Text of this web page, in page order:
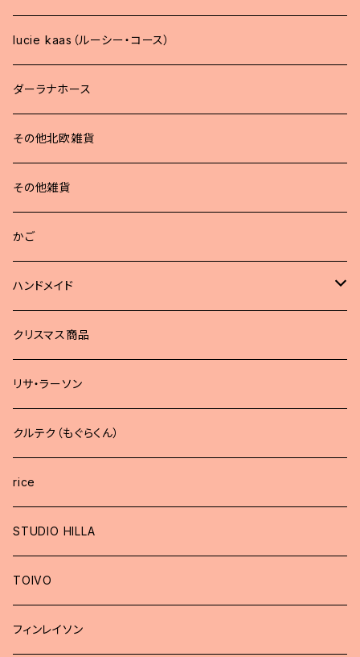
lucie kaas（ルーシー・コース）
ダーラナホース
その他北欧雑貨
その他雑貨
かご
ハンドメイド
どうぶつブローチ
クリスマス商品
リサ・ラーソン
クルテク（もぐらくん）
rice
STUDIO HILLA
TOIVO
フィンレイソン